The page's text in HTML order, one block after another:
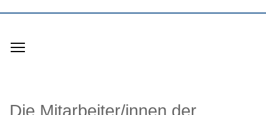
Die Mitarbeiter/innen der